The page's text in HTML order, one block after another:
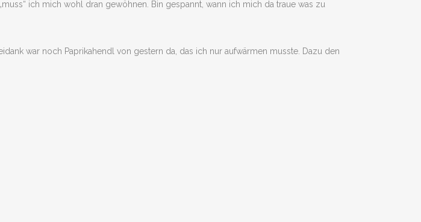
ich mich wohl dran gewöhnen. Bin gespannt, wann ich mich da traue was zu
war noch Paprikahendl von gestern da, das ich nur aufwärmen musste. Dazu den